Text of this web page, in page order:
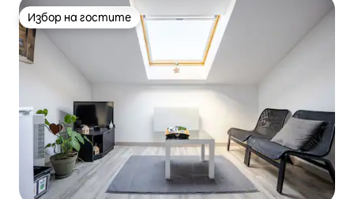
Избор на гостите
Избор на гостите